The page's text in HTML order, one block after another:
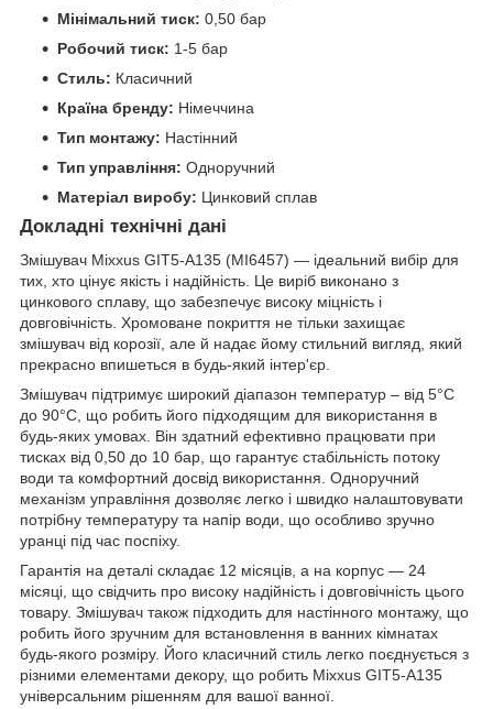
Мінімальний тиск: 0,50 бар
Робочий тиск: 1-5 бар
Стиль: Класичний
Країна бренду: Німеччина
Тип монтажу: Настінний
Тип управління: Одноручний
Матеріал виробу: Цинковий сплав
Докладні технічні дані
Змішувач Mixxus GIT5-A135 (MI6457) — ідеальний вибір для
тих, хто цінує якість і надійність. Це виріб виконано з
цинкового сплаву, що забезпечує високу міцність і
довговічність. Хромоване покриття не тільки захищає
змішувач від корозії, але й надає йому стильний вигляд, який
прекрасно впишеться в будь-який інтер'єр.
Змішувач підтримує широкий діапазон температур – від 5°C
до 90°C, що робить його підходящим для використання в
будь-яких умовах. Він здатний ефективно працювати при
тисках від 0,50 до 10 бар, що гарантує стабільність потоку
води та комфортний досвід використання. Одноручний
механізм управління дозволяє легко і швидко налаштовувати
потрібну температуру та напір води, що особливо зручно
уранці під час поспіху.
Гарантія на деталі складає 12 місяців, а на корпус — 24
місяці, що свідчить про високу надійність і довговічність цього
товару. Змішувач також підходить для настінного монтажу, що
робить його зручним для встановлення в ванних кімнатах
будь-якого розміру. Його класичний стиль легко поєднується з
різними елементами декору, що робить Mixxus GIT5-A135
універсальним рішенням для вашої ванної.